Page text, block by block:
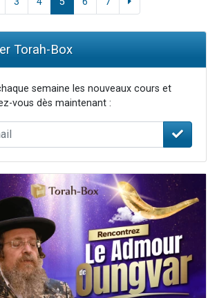
Torah-Box
semaine les nouveaux cours et
vous dès maintenant :